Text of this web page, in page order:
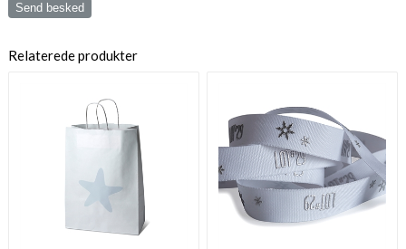
Send besked
Relaterede produkter